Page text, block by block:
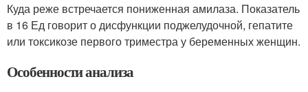
Куда реже встречается пониженная амилаза. Показатель
в 16 Ед говорит о дисфункции поджелудочной, гепатите
или токсикозе первого триместра у беременных женщин.
Особенности анализа